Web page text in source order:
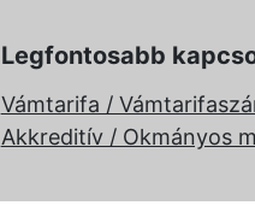
Legfontosabb
Vámtarifa /
Akkreditív / Okmányos